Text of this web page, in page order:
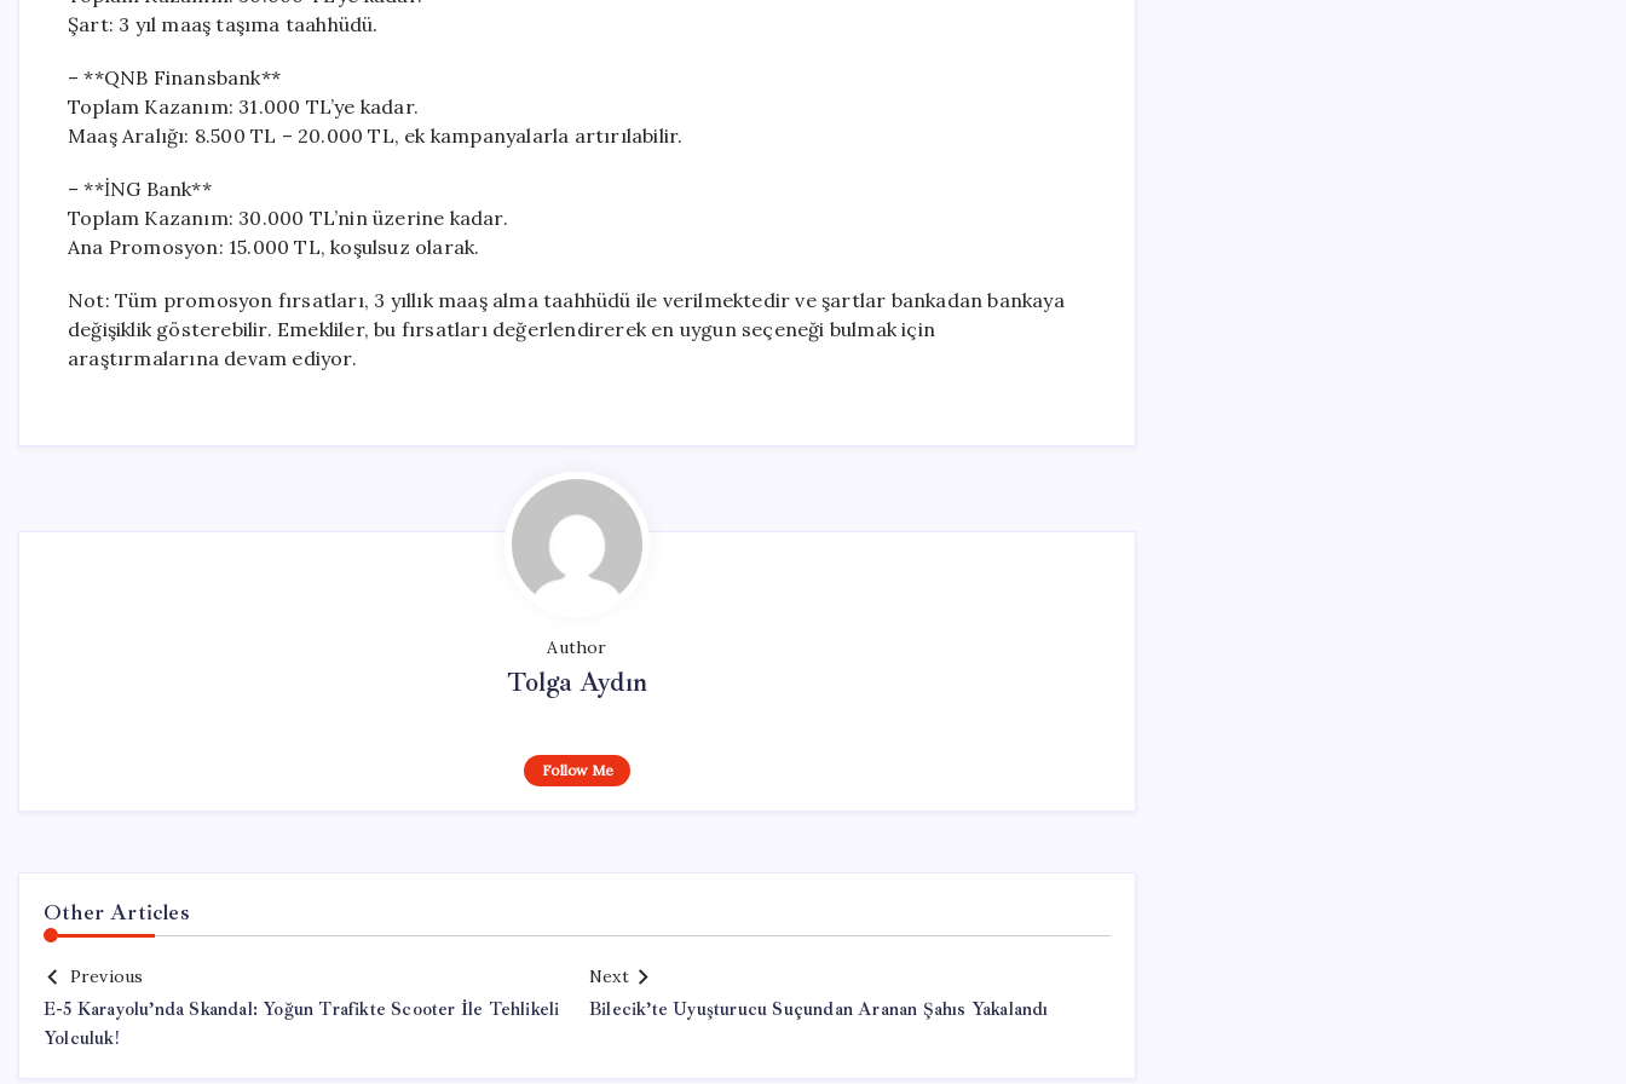
Şart: 3 yıl maaş taşıma taahhüdü.
– **QNB Finansbank**
Toplam Kazanım: 31.000 TL’ye kadar.
Maaş Aralığı: 8.500 TL – 20.000 TL, ek kampanyalarla artırılabilir.
– **İNG Bank**
Toplam Kazanım: 30.000 TL’nin üzerine kadar.
Ana Promosyon: 15.000 TL, koşulsuz olarak.
Not: Tüm promosyon fırsatları, 3 yıllık maaş alma taahhüdü ile verilmektedir ve şartlar bankadan bankaya
değişiklik gösterebilir. Emekliler, bu fırsatları değerlendirerek en uygun seçeneği bulmak için
araştırmalarına devam ediyor.
Author
Tolga Aydın
Follow Me
Other Articles
Previous
E-5 Karayolu’nda Skandal: Yoğun Trafikte Scooter İle Tehlikeli
Yolculuk!
Next
Bilecik’te Uyuşturucu Suçundan Aranan Şahıs Yakalandı